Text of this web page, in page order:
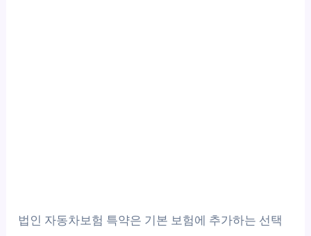
법인 자동차보험 특약은 기본 보험에 추가하는 선택